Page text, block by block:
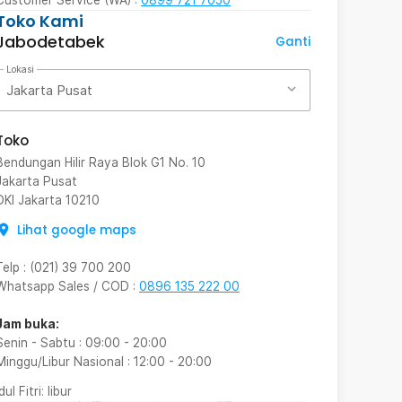
Kami
Ganti
Lokasi
Jakarta Pusat
Hilir Raya Blok G1 No. 10
Pusat
Jakarta 10210
Lihat google maps
: (021) 39 700 200
Sales / COD : 0896 135 222 00
buka:
- Sabtu : 09:00 - 20:00
Libur Nasional : 12:00 - 20:00
Fitri: libur